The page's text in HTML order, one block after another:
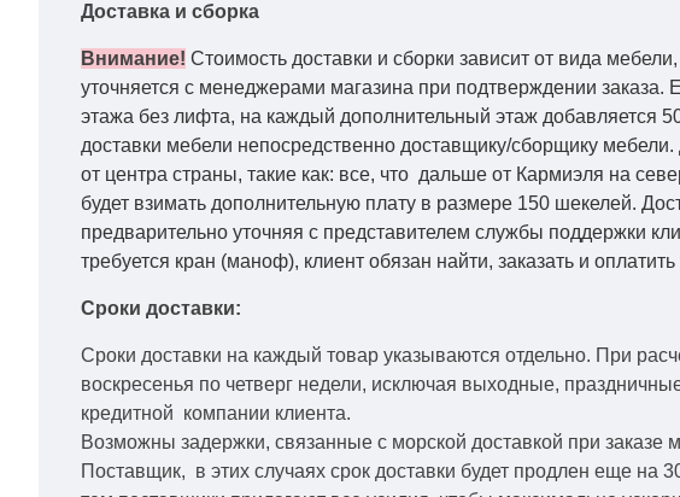
Доставка и сборка
Внимание! Стоимость доставки и сборки зависит от вида
уточняется с менеджерами магазина при подтверждении заказа.
этажа без лифта, на каждый дополнительный этаж добавляется
доставки мебели непосредственно доставщику/сборщику
от центра страны, такие как: все, что дальше от Кармиэля на
будет взимать дополнительную плату в размере 150 шекелей.
предварительно уточняя с представителем службы поддержки
требуется кран (маноф), клиент обязан найти, заказать и
Сроки доставки:
Сроки доставки на каждый товар указываются отдельно. При
воскресенья по четверг недели, исключая выходные,
кредитной компании клиента.
Возможны задержки, связанные с морской доставкой при заказе
Поставщик, в этих случаях срок доставки будет продлен еще на